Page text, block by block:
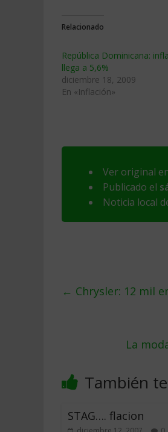
Relacionado
República Dominicana:
llega a 5,6%
diciembre 18, 2009
En «Inflación»
Ver original
Publicado el
Noticia local
← Chrysler: 12 mil
La
También
STAG…. flacion